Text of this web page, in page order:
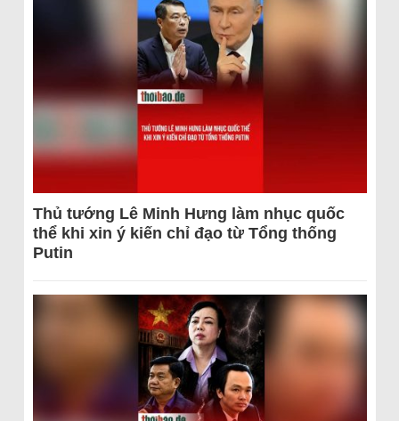
Thủ tướng Lê Minh Hưng làm nhục quốc
thể khi xin ý kiến chỉ đạo từ Tổng thống
Putin